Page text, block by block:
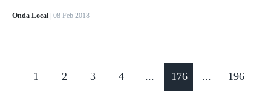
Onda Local | 08 Feb 2018
1 2 3 4 ... 176 ... 196